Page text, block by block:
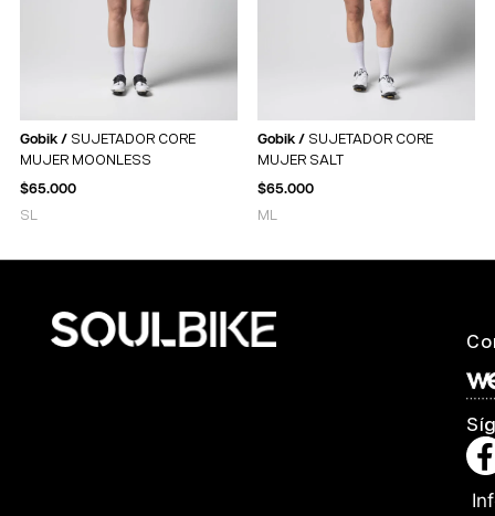
Gobik / SUJETADOR CORE
MUJER MOONLESS
$65.000
S L
Gobik / SUJETADOR CORE
MUJER SALT
$65.000
M L